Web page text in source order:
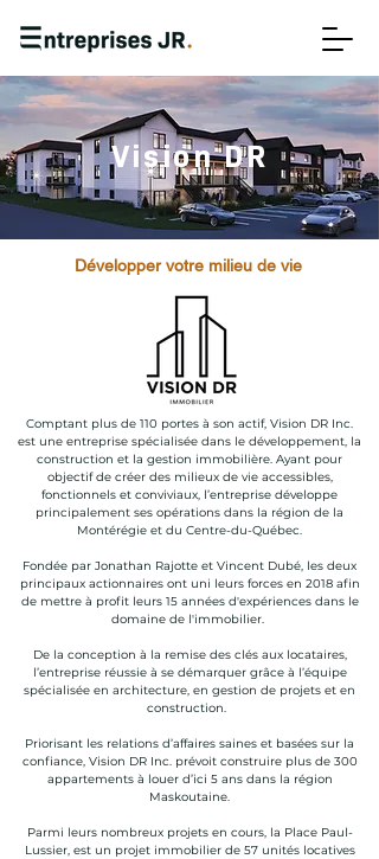
Vision DR
Développer votre milieu de vie
Comptant plus de 110 portes à son actif, Vision DR Inc.
est une entreprise spécialisée dans le développement, la
construction et la gestion immobilière. Ayant pour
objectif de créer des milieux de vie accessibles,
fonctionnels et conviviaux, l’entreprise développe
principalement ses opérations dans la région de la
Montérégie et du Centre-du-Québec.
Fondée par Jonathan Rajotte et Vincent Dubé, les deux
principaux actionnaires ont uni leurs forces en 2018 afin
de mettre à profit leurs 15 années d'expériences dans le
domaine de l'immobilier.
De la conception à la remise des clés aux locataires,
l’entreprise réussie à se démarquer grâce à l’équipe
spécialisée en architecture, en gestion de projets et en
construction.
Priorisant les relations d’affaires saines et basées sur la
confiance, Vision DR Inc. prévoit construire plus de 300
appartements à louer d’ici 5 ans dans la région
Maskoutaine.
Parmi leurs nombreux projets en cours, la Place Paul-
Lussier, est un projet immobilier de 57 unités locatives